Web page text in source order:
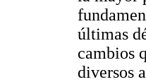
últimas
cambios
diversos